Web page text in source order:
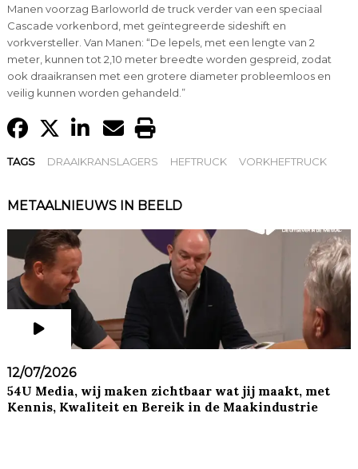
Manen voorzag Barloworld de truck verder van een speciaal
Cascade vorkenbord, met geïntegreerde sideshift en
vorkversteller. Van Manen: “De lepels, met een lengte van 2
meter, kunnen tot 2,10 meter breedte worden gespreid, zodat
ook draaikransen met een grotere diameter probleemloos en
veilig kunnen worden gehandeld.”
TAGS DRAAIKRANSLAGERS HEFTRUCK VORKHEFTRUCK
METAALNIEUWS IN BEELD
12/07/2026
54U Media, wij maken zichtbaar wat jij maakt, met
Kennis, Kwaliteit en Bereik in de Maakindustrie